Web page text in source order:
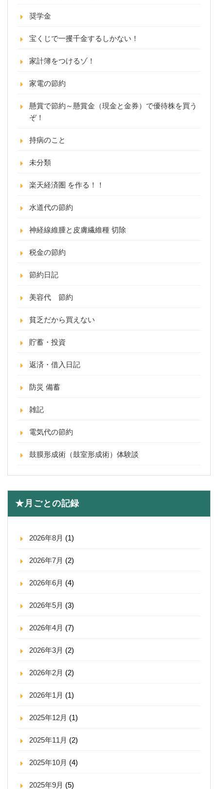
奨学金
宝くじで一攫千金するしかない！
家計簿をつけるゾ！
家電の節約
懸賞で節約～懸賞金（現金と金券）で優待株を買う
ぞ！
持病のこと
未分類
楽天経済圏 を作る！！
水道代の節約
神経線維腫と皮膚繊維種 切除
税金の節約
節約日記
美容代 節約
貧乏だから買えない
貯蓄・投資
返済・借入日記
防災 備蓄
雑記
電気代の節約
鼓膜形成術（鼓室形成術）体験談
★月ごとの記録
2026年8月 (1)
2026年7月 (2)
2026年6月 (4)
2026年5月 (3)
2026年4月 (7)
2026年3月 (2)
2026年2月 (2)
2026年1月 (1)
2025年12月 (1)
2025年11月 (2)
2025年10月 (4)
2025年9月 (5)